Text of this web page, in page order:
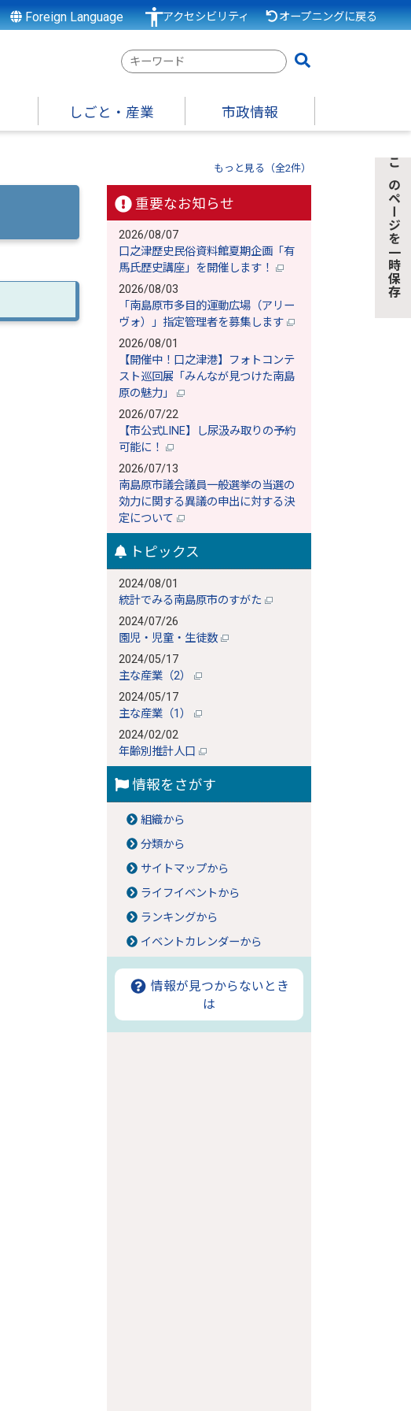
Foreign Language アクセシビリティ オープニングに戻る
検
ー
ワ
しごと・産業 市政情報
もっと見る（全2件）
重要なお知らせ
2026/08/07
口之津歴史民俗資料館夏期企画「有
馬氏歴史講座」を開催します！
2026/08/03
「南島原市多目的運動広場（アリー
ヴォ）」指定管理者を募集します
2026/08/01
【開催中！口之津港】フォトコンテ
スト巡回展「みんなが見つけた南島
原の魅力」
2026/07/22
【市公式LINE】し尿汲み取りの予約
可能に！
2026/07/13
南島原市議会議員一般選挙の当選の
効力に関する異議の申出に対する決
定について
トピックス
2024/08/01
統計でみる南島原市のすがた
2024/07/26
園児・児童・生徒数
2024/05/17
主な産業（2）
2024/05/17
主な産業（1）
2024/02/02
年齢別推計人口
情報をさがす
組織から
分類から
サイトマップから
ライフイベントから
ランキングから
イベントカレンダーから
情報が見つからないとき
は
このページを一時保存